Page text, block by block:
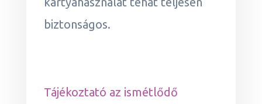
biztonságos.
Tájékoztató az ismétlődő